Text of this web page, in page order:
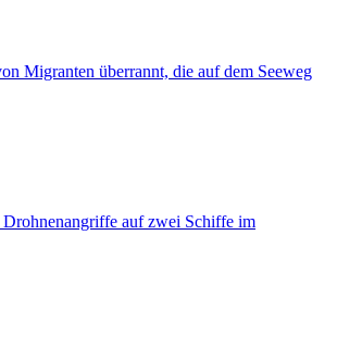
Migranten überrannt, die auf dem Seeweg
auf zwei Schiffe im